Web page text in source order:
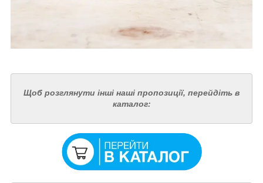
Щоб розглянути інші наші пропозиції, перейдіть в
каталог: